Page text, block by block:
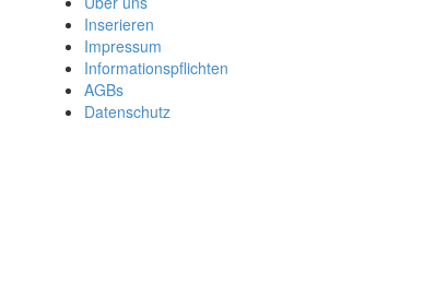
Inserieren
Impressum
Informationspflichten
AGBs
Datenschutz